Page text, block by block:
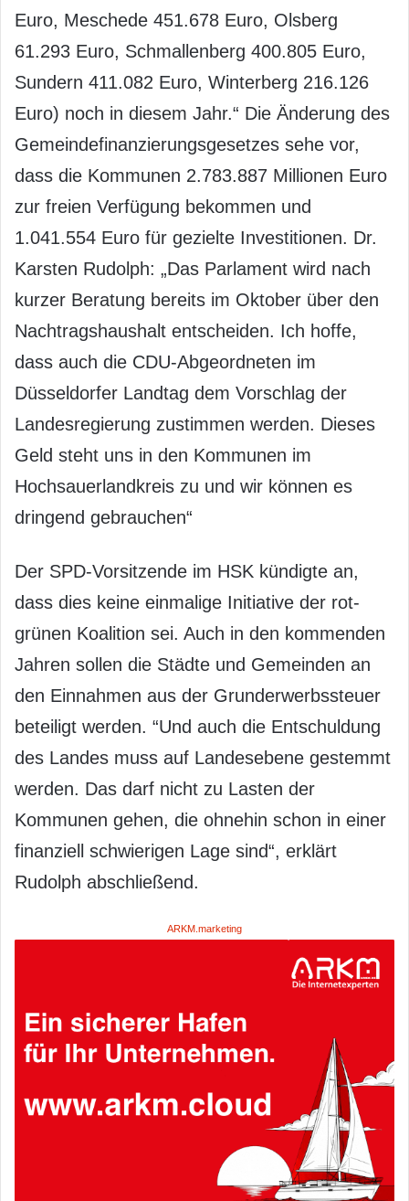
Euro, Meschede 451.678 Euro, Olsberg
61.293 Euro, Schmallenberg 400.805 Euro,
Sundern 411.082 Euro, Winterberg 216.126
Euro) noch in diesem Jahr.“ Die Änderung des
Gemeindefinanzierungsgesetzes sehe vor,
dass die Kommunen 2.783.887 Millionen Euro
zur freien Verfügung bekommen und
1.041.554 Euro für gezielte Investitionen. Dr.
Karsten Rudolph: „Das Parlament wird nach
kurzer Beratung bereits im Oktober über den
Nachtragshaushalt entscheiden. Ich hoffe,
dass auch die CDU-Abgeordneten im
Düsseldorfer Landtag dem Vorschlag der
Landesregierung zustimmen werden. Dieses
Geld steht uns in den Kommunen im
Hochsauerlandkreis zu und wir können es
dringend gebrauchen“
Der SPD-Vorsitzende im HSK kündigte an,
dass dies keine einmalige Initiative der rot-
grünen Koalition sei. Auch in den kommenden
Jahren sollen die Städte und Gemeinden an
den Einnahmen aus der Grunderwerbssteuer
beteiligt werden. “Und auch die Entschuldung
des Landes muss auf Landesebene gestemmt
werden. Das darf nicht zu Lasten der
Kommunen gehen, die ohnehin schon in einer
finanziell schwierigen Lage sind“, erklärt
Rudolph abschließend.
ARKM.marketing